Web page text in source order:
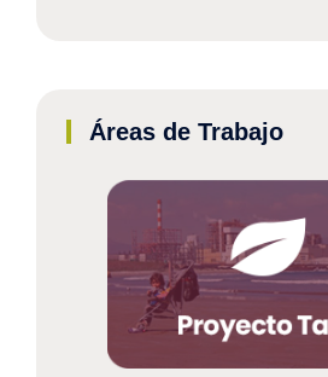
Áreas de Trabajo